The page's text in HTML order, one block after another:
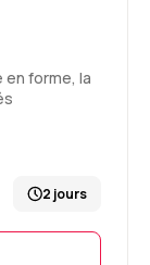
en forme, la
2 jours